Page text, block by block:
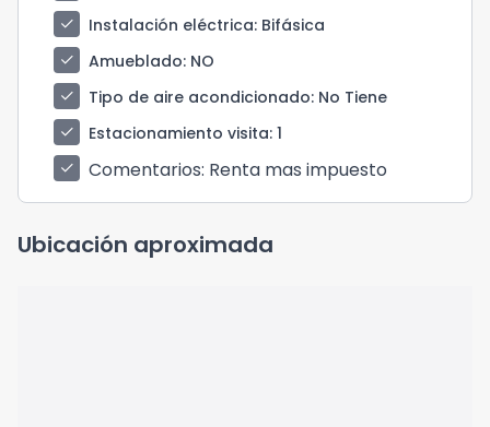
check Instalación eléctrica: Bifásica
check
Amueblado: NO
check
Tipo de aire acondicionado: No Tiene
check
Estacionamiento visita: 1
check
Comentarios: Renta mas impuesto
Ubicación aproximada